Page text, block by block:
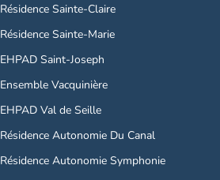
Résidence Sainte-Claire
Résidence Sainte-Marie
EHPAD Saint-Joseph
Ensemble Vacquinière
EHPAD Val de Seille
Résidence Autonomie Du Canal
Résidence Autonomie Symphonie